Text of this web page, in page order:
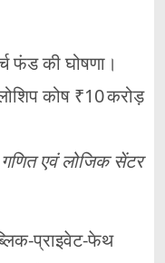
फंड की घोषणा।
कोष ₹10 करोड़
एवं लोजिक सेंटर